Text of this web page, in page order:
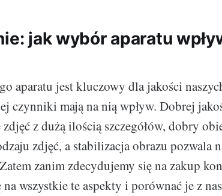
jak wybór aparatu
aparatu jest kluczowy dla jakości
czynniki mają na nią wpływ. Dobrej
z dużą ilością szczegółów, dobry
zdjęć, a stabilizacja obrazu pozwala
zanim zdecydujemy się na zakup
wszystkie te aspekty i porównać je z